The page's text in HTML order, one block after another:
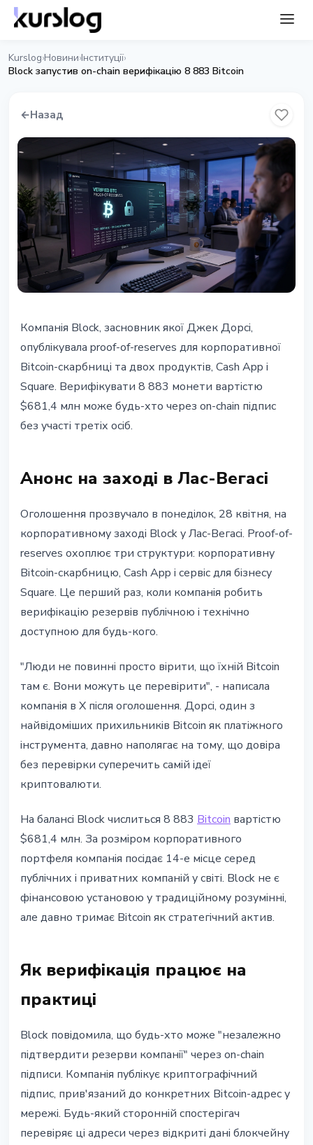
Kurslog›Новини›Інституції›
Block запустив on-chain верифікацію 8 883 Bitcoin
←Назад
Block запустив on-chain
верифікацію 8 883 Bitcoin:
перевірити може кожен
28 квітня 2026 р.3 хв читання
Наталія Дорофєєва
Компанія Block, засновник якої Джек Дорсі,
опублікувала proof-of-reserves для корпоративної
Bitcoin-скарбниці та двох продуктів, Cash App і
Square. Верифікувати 8 883 монети вартістю
$681,4 млн може будь-хто через on-chain підпис
без участі третіх осіб.
Анонс на заході в Лас-Вегасі
Оголошення прозвучало в понеділок, 28 квітня, на
корпоративному заході Block у Лас-Вегасі. Proof-of-
reserves охоплює три структури: корпоративну
Bitcoin-скарбницю, Cash App і сервіс для бізнесу
Square. Це перший раз, коли компанія робить
верифікацію резервів публічною і технічно
доступною для будь-кого.
"Люди не повинні просто вірити, що їхній Bitcoin
там є. Вони можуть це перевірити", - написала
компанія в X після оголошення. Дорсі, один з
найвідоміших прихильників Bitcoin як платіжного
інструмента, давно наполягає на тому, що довіра
без перевірки суперечить самій ідеї
криптовалюти.
На балансі Block числиться 8 883 Bitcoin вартістю
$681,4 млн. За розміром корпоративного
портфеля компанія посідає 14-е місце серед
публічних і приватних компаній у світі. Block не є
фінансовою установою у традиційному розумінні,
але давно тримає Bitcoin як стратегічний актив.
Як верифікація працює на
практиці
Block повідомила, що будь-хто може "незалежно
підтвердити резерви компанії" через on-chain
підписи. Компанія публікує криптографічний
підпис, прив'язаний до конкретних Bitcoin-адрес у
мережі. Будь-який сторонній спостерігач
перевіряє ці адреси через відкриті дані блокчейну